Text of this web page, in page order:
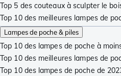
Top 5 des couteaux à sculpter le
Top 10 des meilleures lampes de
Lampes de poche & piles
Top 10 des lampes de poche à
Top 10 des meilleures lampes de
Top 10 des lampes de poche de